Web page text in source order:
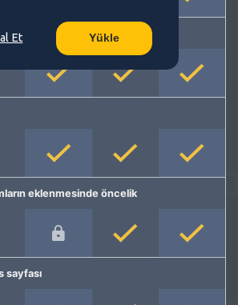
eklenmesinde öncelik
sayfası
Et Yükle